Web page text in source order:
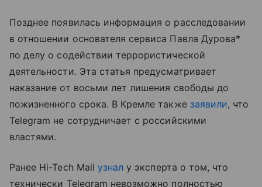
Позднее появилась информация о расследовании
в отношении основателя сервиса Павла Дурова*
по делу о содействии террористической
деятельности. Эта статья предусматривает
наказание от восьми лет лишения свободы до
пожизненного срока. В Кремле также заявили, что
Telegram не сотрудничает с российскими
властями.
Ранее Hi-Tech Mail узнал у эксперта о том, что
технически Telegram невозможно полностью